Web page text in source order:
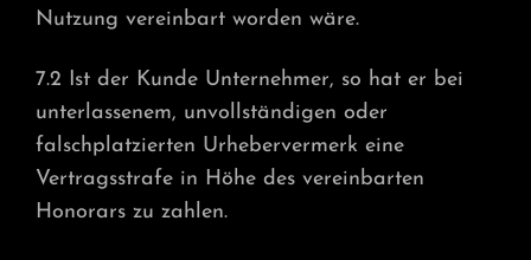
Nutzung vereinbart worden wäre.
7.2 Ist der Kunde Unternehmer, so hat er bei
unterlassenem, unvollständigen oder
falschplatzierten Urhebervermerk eine
Vertragsstrafe in Höhe des vereinbarten
Honorars zu zahlen.